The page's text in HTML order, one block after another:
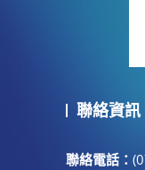
聯絡資訊
聯絡電話：